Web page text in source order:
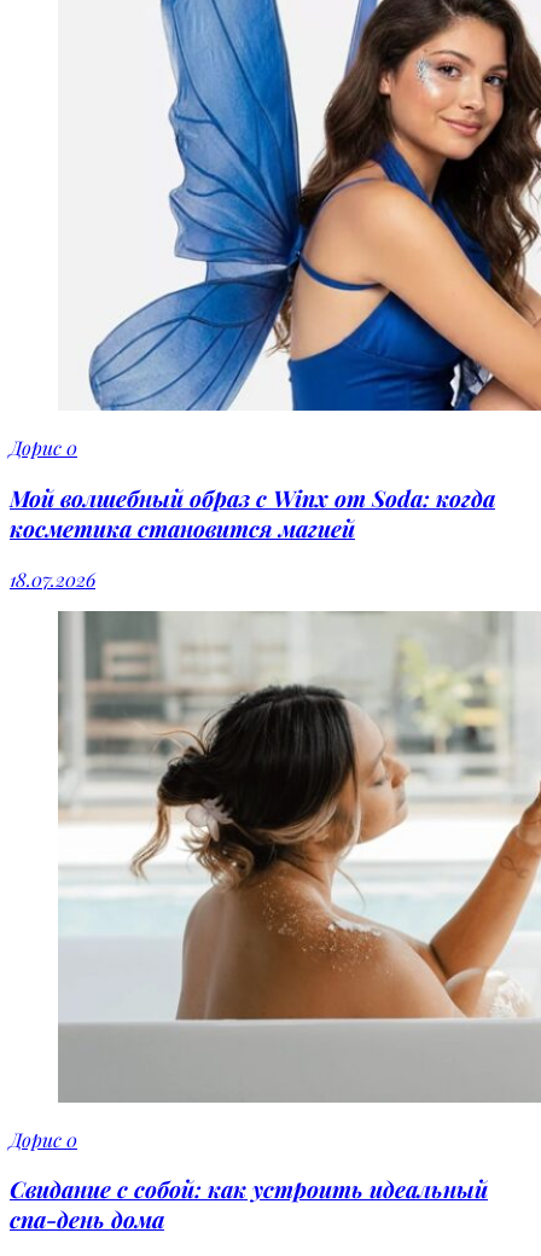
Дорис0
Мой волшебный образ с Winx от Soda: когда
косметика становится магией
18.07.2026
Дорис0
Свидание с собой: как устроить идеальный
спа-день дома